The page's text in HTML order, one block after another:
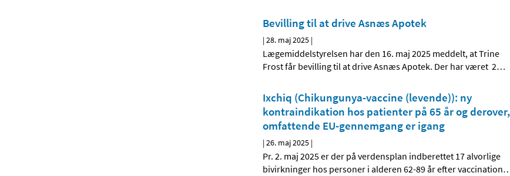
Bevilling til at drive Asnæs Apotek
|28. maj 2025 |
Lægemiddelstyrelsen har den 16. maj 2025 meddelt, at Trine
Frost får bevilling til at drive Asnæs Apotek. Der har været 2…
Ixchiq (Chikungunya-vaccine (levende)): ny
kontraindikation hos patienter på 65 år og derover,
omfattende EU-gennemgang er igang
|26. maj 2025 |
Pr. 2. maj 2025 er der på verdensplan indberettet 17 alvorlige
bivirkninger hos personer i alderen 62-89 år efter vaccination